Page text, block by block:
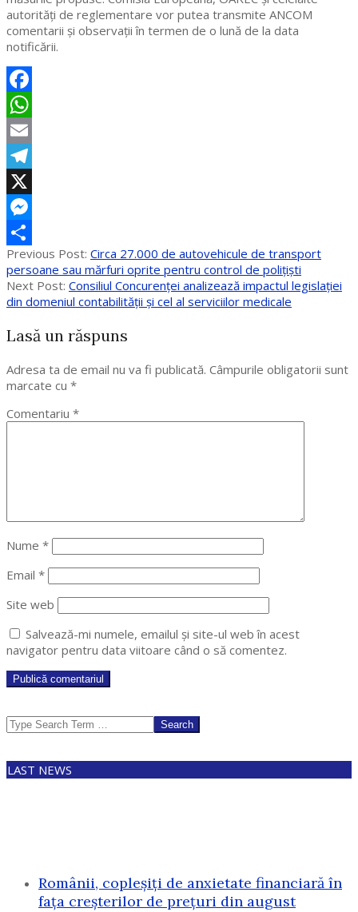
autorităţi de reglementare vor putea transmite ANCOM
comentarii şi observaţii în termen de o lună de la data
notificării.
Facebook
WhatsApp
Email
Telegram
X
Messenger
Partajează
2020-
10-
19
Previous Post: Circa 27.000 de autovehicule de transport
persoane sau mărfuri oprite pentru control de poliţişti
Next Post: Consiliul Concurenței analizează impactul legislației
din domeniul contabilității și cel al serviciilor medicale
Lasă un răspuns
Adresa ta de email nu va fi publicată. Câmpurile obligatorii sunt
marcate cu *
Comentariu *
Nume *
Email *
Site web
Salvează-mi numele, emailul și site-ul web în acest
navigator pentru data viitoare când o să comentez.
Search
LAST NEWS
Românii, copleșiți de anxietate financiară în
fața creșterilor de prețuri din august